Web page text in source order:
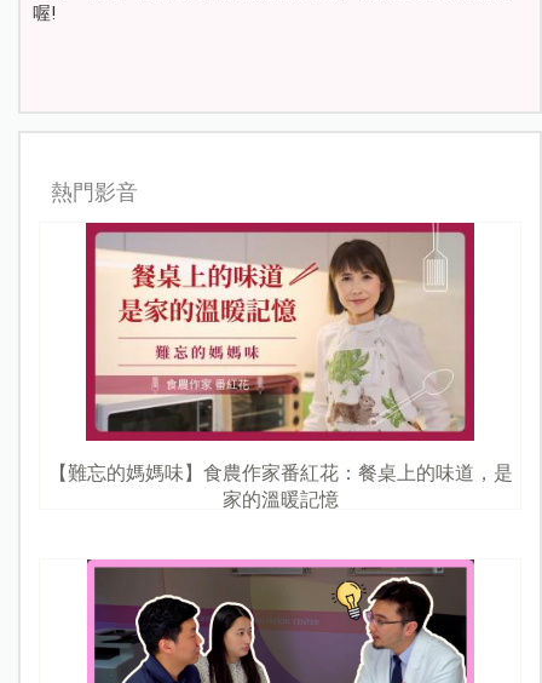
喔!
熱門影音
【難忘的媽媽味】食農作家番紅花：餐桌上的味道，是
家的溫暖記憶